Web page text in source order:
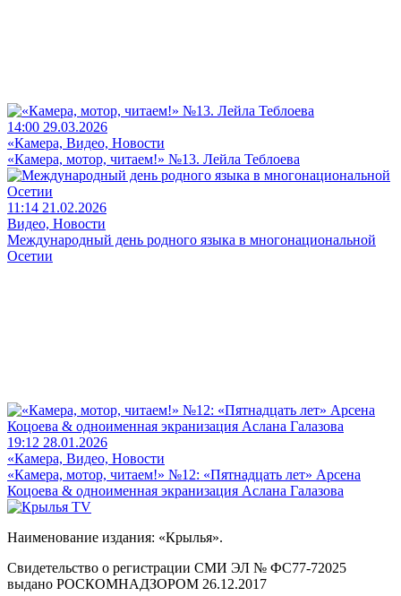
14:00 29.03.2026
«Камера, Видео, Новости
«Камера, мотор, читаем!» №13. Лейла Теблоева
11:14 21.02.2026
Видео, Новости
Международный день родного языка в многонациональной
Осетии
19:12 28.01.2026
«Камера, Видео, Новости
«Камера, мотор, читаем!» №12: «Пятнадцать лет» Арсена
Коцоева & одноименная экранизация Аслана Галазова
Наименование издания: «Крылья».
Свидетельство о регистрации СМИ ЭЛ № ФС77-72025
выдано РОСКОМНАДЗОРОМ 26.12.2017